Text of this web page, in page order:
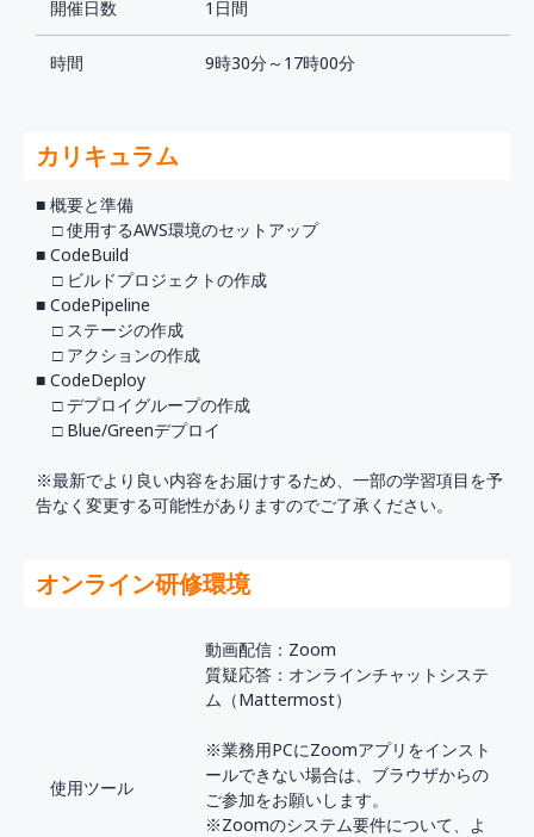
開催日数 1日間
時間 9時30分～17時00分
カリキュラム
■ 概要と準備
□ 使用するAWS環境のセットアップ
■ CodeBuild
□ ビルドプロジェクトの作成
■ CodePipeline
□ ステージの作成
□ アクションの作成
■ CodeDeploy
□ デプロイグループの作成
□ Blue/Greenデプロイ
※最新でより良い内容をお届けするため、一部の学習項目を予
告なく変更する可能性がありますのでご了承ください。
オンライン研修環境
使用ツール
動画配信：Zoom
質疑応答：オンラインチャットシステ
ム（Mattermost）
※業務用PCにZoomアプリをインスト
ールできない場合は、ブラウザからの
ご参加をお願いします。
※Zoomのシステム要件について、よ